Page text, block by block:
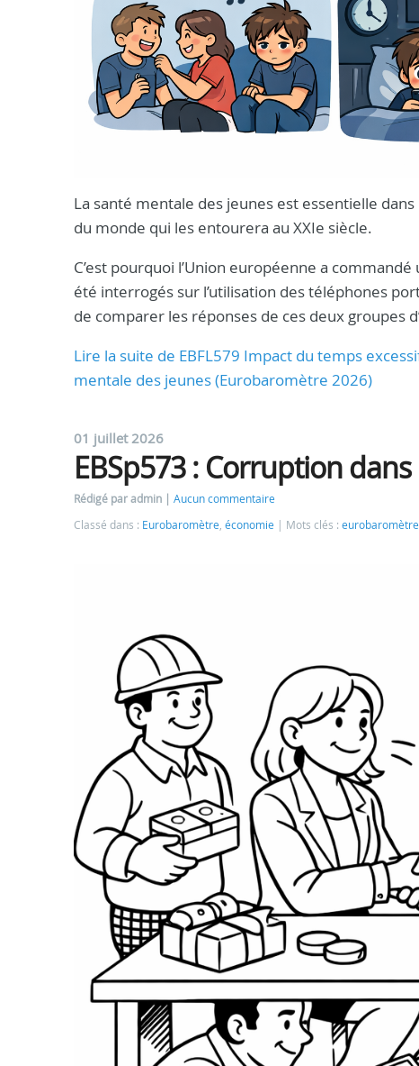
La santé mentale des jeunes est essentielle
du monde qui les entourera au XXIe siècle.
C’est pourquoi l’Union européenne a commandé
été interrogés sur l’utilisation des téléphones
de comparer les réponses de ces deux groupes
Lire la suite de EBFL579 Impact du temps
mentale des jeunes (Eurobaromètre 2026)
01 juillet 2026
EBSp573 : Corruption
Rédigé par admin
Aucun commentaire
Classé dans : Eurobaromètre, économie Mots clés : eurobaromètre